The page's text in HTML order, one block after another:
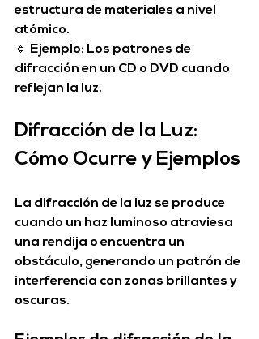
estructura de materiales a nivel
atómico.
🔹 Ejemplo: Los patrones de
difracción en un CD o DVD cuando
reflejan la luz.
Difracción de la Luz:
Cómo Ocurre y Ejemplos
La difracción de la luz se produce
cuando un haz luminoso atraviesa
una rendija o encuentra un
obstáculo, generando un patrón de
interferencia con zonas brillantes y
oscuras.